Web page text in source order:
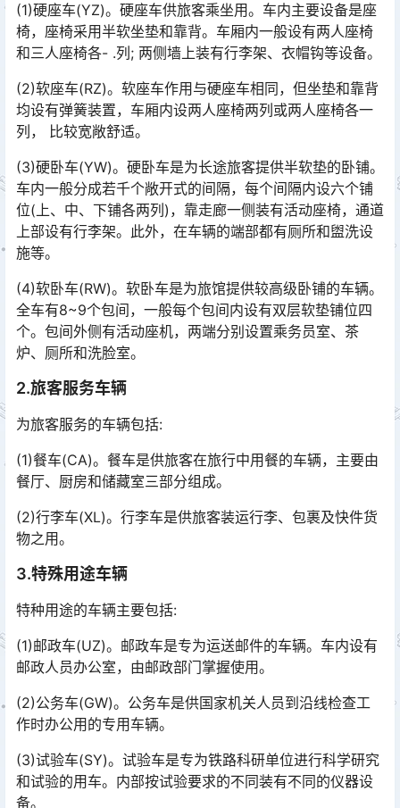
(1)硬座车(YZ)。硬座车供旅客乘坐用。车内主要设备是座
椅，座椅采用半软坐垫和靠背。车厢内一般设有两人座椅
和三人座椅各- .列; 两侧墙上装有行李架、衣帽钩等设备。󠅅󠅃󠄵󠅂󠄪󠇖󠆨󠆨󠇕󠆞󠆒󠅬󠇘󠆭󠆘󠇙󠆝󠅵󠇗󠆭󠆁󠄐󠇗󠅹󠅸󠇖󠆍󠅳󠇖󠅹󠅰󠇖󠆌󠅹
(2)软座车(RZ)。软座车作用与硬座车相同，但坐垫和靠背
均设有弹簧装置，车厢内设两人座椅两列或两人座椅各一
列， 比较宽敞舒适。
(3)硬卧车(YW)。硬卧车是为长途旅客提供半软垫的卧铺。
车内一般分成若千个敞开式的间隔，每个间隔内设六个铺
位(上、中、下铺各两列)，靠走廊一侧装有活动座椅，通道
上部设有行李架。此外，在车辆的端部都有厕所和盥洗设
施等。󠅅󠅃󠄵󠅂󠄪󠇖󠆨󠆨󠇕󠆞󠆒󠅬󠇘󠆭󠆘󠇙󠆝󠅵󠇗󠆭󠆁󠄐󠇗󠅹󠅸󠇖󠆍󠅳󠇖󠅹󠅰󠇖󠆌󠅹
(4)软卧车(RW)。软卧车是为旅馆提供较高级卧铺的车辆。
全车有8~9个包间，一般每个包间内设有双层软垫铺位四
个。包间外侧有活动座机，两端分别设置乘务员室、茶
炉、厕所和洗脸室。󠅅󠅃󠄵󠅂󠄪󠇖󠆨󠆨󠇕󠆞󠆒󠅬󠇘󠆭󠆘󠇙󠆝󠅵󠇗󠆭󠆁󠄐󠇗󠅹󠅸󠇖󠆍󠅳󠇖󠅹󠅰󠇖󠆌󠅹
2.旅客服务车辆
为旅客服务的车辆包括:
(1)餐车(CA)。餐车是供旅客在旅行中用餐的车辆，主要由
餐厅、厨房和储藏室三部分组成。
(2)行李车(XL)。行李车是供旅客装运行李、包裹及快件货
物之用。
3.特殊用途车辆
特种用途的车辆主要包括:
(1)邮政车(UZ)。邮政车是专为运送邮件的车辆。车内设有
邮政人员办公室，由邮政部门掌握使用。
(2)公务车(GW)。公务车是供国家机关人员到沿线检查工
作时办公用的专用车辆。
(3)试验车(SY)。试验车是专为铁路科研单位进行科学研究
和试验的用车。内部按试验要求的不同装有不同的仪器设
备。